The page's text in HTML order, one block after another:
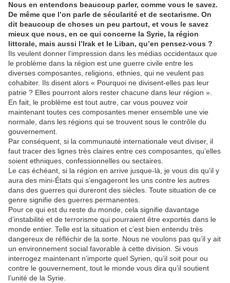
Nous en entendons beaucoup parler, comme vous le savez.
De même que l’on parle de sécularité et de sectarisme. On
dit beaucoup de choses un peu partout, et vous le savez
mieux que nous, en ce qui concerne la Syrie, la région
littorale, mais aussi l’Irak et le Liban, qu’en pensez-vous ?
Ils veulent donner l’impression dans les médias occidentaux que
le problème dans la région est une guerre civile entre les
diverses composantes, religions, ethnies, qui ne veulent pas
cohabiter. Ils disent alors « Pourquoi ne divisent-elles pas leur
patrie ? Elles pourront alors rester chacune dans leur région ».
En fait, le problème est tout autre, car vous pouvez voir
maintenant toutes ces composantes mener ensemble une vie
normale, dans les régions qui se trouvent sous le contrôle du
gouvernement.
Par conséquent, si la communauté internationale veut diviser, il
faut tracer des lignes très claires entre ces composantes, qu’elles
soient ethniques, confessionnelles ou sectaires.
Le cas échéant, si la région en arrive jusque-là, je vous dis qu’il y
aura des mini-États qui s’engageront les uns contre les autres
dans des guerres qui dureront des siècles. Toute situation de ce
genre signifie des guerres permanentes.
Pour ce qui est du reste du monde, cela signifie davantage
d’instabilité et de terrorisme qui pourraient être exportés dans le
monde entier. Telle est la situation et c’est bien entendu très
dangereux de réfléchir de la sorte. Nous ne voulons pas qu’il y ait
un environnement social favorable à cette division. Si vous
interrogez maintenant n’importe quel Syrien, qu’il soit pour ou
contre le gouvernement, tout le monde vous dira qu’il soutient
l’unité de la Syrie.